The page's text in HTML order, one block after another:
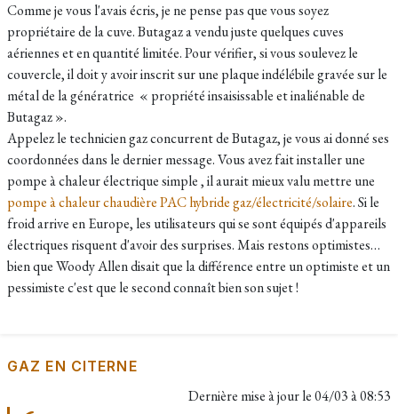
Comme je vous l'avais écris, je ne pense pas que vous soyez
propriétaire de la cuve. Butagaz a vendu juste quelques cuves
aériennes et en quantité limitée. Pour vérifier, si vous soulevez le
couvercle, il doit y avoir inscrit sur une plaque indélébile gravée sur le
métal de la génératrice « propriété insaisissable et inaliénable de
Butagaz ».
Appelez le technicien gaz concurrent de Butagaz, je vous ai donné ses
coordonnées dans le dernier message. Vous avez fait installer une
pompe à chaleur électrique simple , il aurait mieux valu mettre une
pompe à chaleur chaudière PAC hybride gaz/électricité/solaire. Si le
froid arrive en Europe, les utilisateurs qui se sont équipés d'appareils
électriques risquent d'avoir des surprises. Mais restons optimistes…
bien que Woody Allen disait que la différence entre un optimiste et un
pessimiste c'est que le second connaît bien son sujet !
GAZ EN CITERNE
Dernière mise à jour le04/03 à 08:53